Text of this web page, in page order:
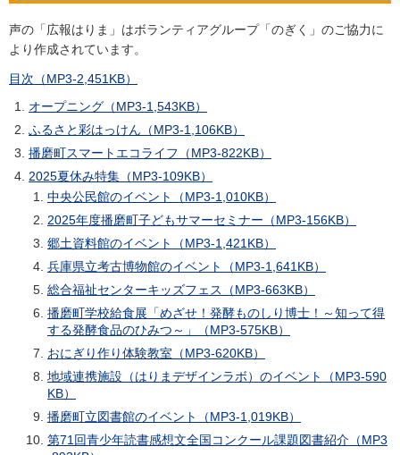
声の「広報はりま」はボランティアグループ「のぎく」のご協力に
より作成されています。
目次（MP3-2,451KB）
オープニング（MP3-1,543KB）
ふるさと彩はっけん（MP3-1,106KB）
播磨町スマートエコライフ（MP3-822KB）
2025夏休み特集（MP3-109KB）
中央公民館のイベント（MP3-1,010KB）
2025年度播磨町子どもサマーセミナー（MP3-156KB）
郷土資料館のイベント（MP3-1,421KB）
兵庫県立考古博物館のイベント（MP3-1,641KB）
総合福祉センターキッズフェス（MP3-663KB）
播磨町学校給食展「めざせ！発酵ものしり博士！～知って得
する発酵食品のひみつ～」（MP3-575KB）
おにぎり作り体験教室（MP3-620KB）
地域連携施設（はりまデザインラボ）のイベント（MP3-590
KB）
播磨町立図書館のイベント（MP3-1,019KB）
第71回青少年読書感想文全国コンクール課題図書紹介（MP3